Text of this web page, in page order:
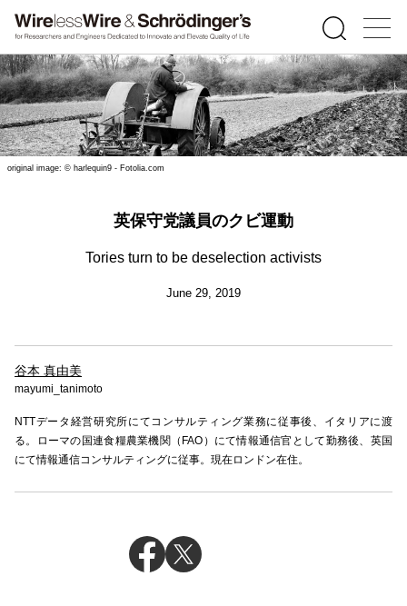
original image: © harlequin9 - Fotolia.com
英保守党議員のクビ運動
Tories turn to be deselection activists
June 29, 2019
谷本 真由美
mayumi_tanimoto
NTTデータ経営研究所にてコンサルティング業務に従事後、イタリアに渡
る。ローマの国連食糧農業機関（FAO）にて情報通信官として勤務後、英国
にて情報通信コンサルティングに従事。現在ロンドン在住。